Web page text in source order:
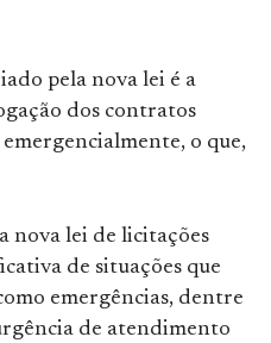
pela nova lei é a
dos contratos
o que,
nova lei de licitações
de situações que
emergências, dentre
de atendimento